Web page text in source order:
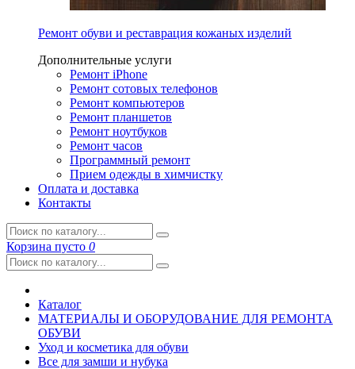
Ремонт обуви и реставрация кожаных изделий
Дополнительные услуги
Ремонт iPhone
Ремонт сотовых телефонов
Ремонт компьютеров
Ремонт планшетов
Ремонт ноутбуков
Ремонт часов
Программный ремонт
Прием одежды в химчистку
Оплата и доставка
Контакты
Корзина пусто 0
Каталог
МАТЕРИАЛЫ И ОБОРУДОВАНИЕ ДЛЯ РЕМОНТА
ОБУВИ
Уход и косметика для обуви
Все для замши и нубука